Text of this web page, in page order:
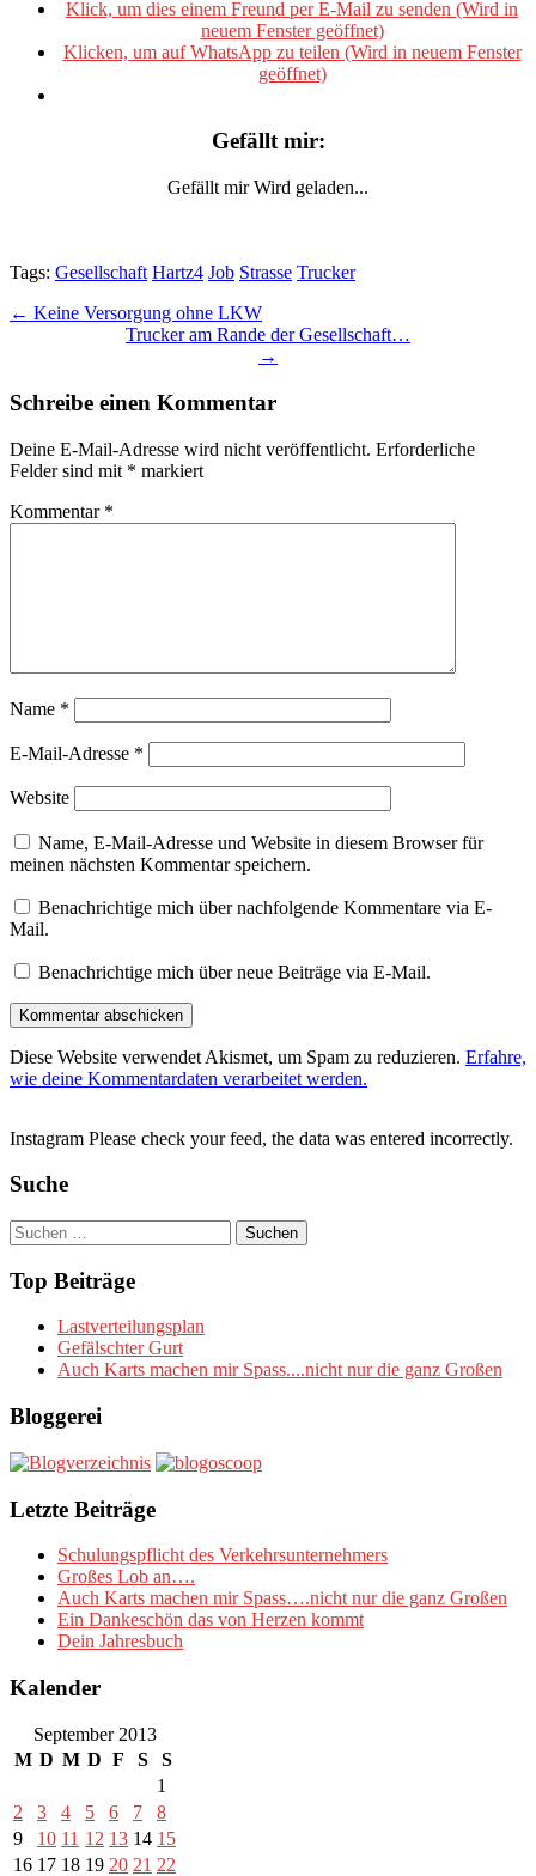
Klick, um dies einem Freund per E-Mail zu senden (Wird in
neuem Fenster geöffnet)
Klicken, um auf WhatsApp zu teilen (Wird in neuem Fenster
geöffnet)
Gefällt mir:
Gefällt mir Wird geladen...
Tags: Gesellschaft Hartz4 Job Strasse Trucker
Post
← Keine Versorgung ohne LKW
Trucker am Rande der Gesellschaft…
→
Schreibe einen Kommentar
Deine E-Mail-Adresse wird nicht veröffentlicht. Erforderliche
Felder sind mit * markiert
Kommentar *
Name *
E-Mail-Adresse *
Website
Name, E-Mail-Adresse und Website in diesem Browser für
meinen nächsten Kommentar speichern.
Benachrichtige mich über nachfolgende Kommentare via E-
Mail.
Benachrichtige mich über neue Beiträge via E-Mail.
Diese Website verwendet Akismet, um Spam zu reduzieren. Erfahre,
wie deine Kommentardaten verarbeitet werden.
Instagram Please check your feed, the data was entered incorrectly.
Suche
Suchen
nach:
Top Beiträge
Lastverteilungsplan
Gefälschter Gurt
Auch Karts machen mir Spass....nicht nur die ganz Großen
Bloggerei
Letzte Beiträge
Schulungspflicht des Verkehrsunternehmers
Großes Lob an….
Auch Karts machen mir Spass….nicht nur die ganz Großen
Ein Dankeschön das von Herzen kommt
Dein Jahresbuch
Kalender
September 2013
M D M D F S
S
1
2
3 4 5 6 7
8
9
10 11 12 13 14 15
16 17 18 19 20 21 22